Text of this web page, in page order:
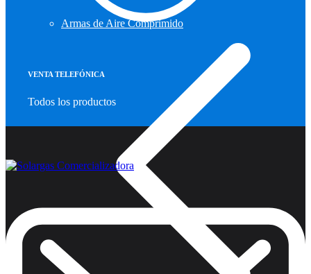
Armas de Aire Comprimido
VENTA TELEFÓNICA
Todos los productos